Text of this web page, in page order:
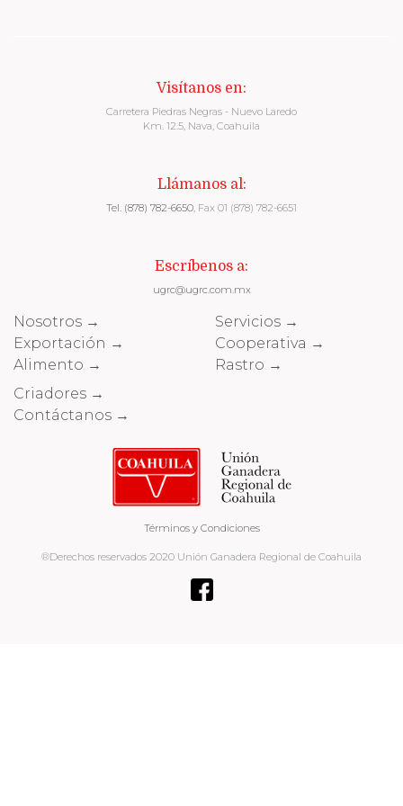
Visítanos en:
Carretera Piedras Negras - Nuevo Laredo
Km. 12.5, Nava, Coahuila
Llámanos al:
Tel. (878) 782-6650, Fax 01 (878) 782-6651
Escríbenos a:
ugrc@ugrc.com.mx
Nosotros →
Exportación →
Alimento →
Servicios →
Cooperativa →
Rastro →
Criadores →
Contáctanos →
Términos y Condiciones
®Derechos reservados 2020 Unión Ganadera Regional de Coahuila